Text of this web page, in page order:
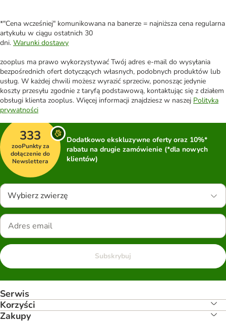
*"Cena wcześniej" komunikowana na banerze = najniższa cena regularna
artykułu w ciągu ostatnich 30
dni. Warunki dostawy
zooplus ma prawo wykorzystywać Twój adres e-mail do wysyłania
bezpośrednich ofert dotyczących własnych, podobnych produktów lub
usług. W każdej chwili możesz wyrazić sprzeciw, ponosząc jedynie
koszty przesyłu zgodnie z taryfą podstawową, kontaktując się z działem
obsługi klienta zooplus. Więcej informacji znajdziesz w naszej Polityka
prywatności
333
zooPunkty za
dołączenie do
Newslettera
Dodatkowo ekskluzywne oferty oraz 10%*
rabatu na drugie zamówienie (*dla nowych
klientów)
Wybierz zwierzę
Subskrybuj
Serwis
Korzyści
Zakupy